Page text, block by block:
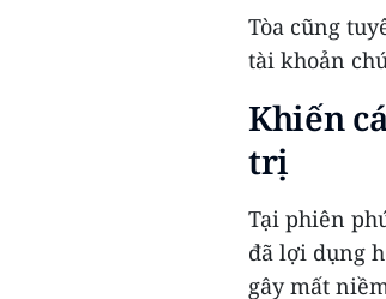
Tòa cũng
tài khoản
Khiến
trị
Tại phiên
đã lợi dụng
gây mất